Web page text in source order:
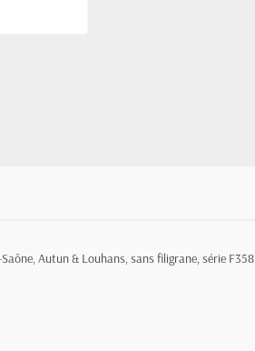
Autun & Louhans, sans filigrane, série F358